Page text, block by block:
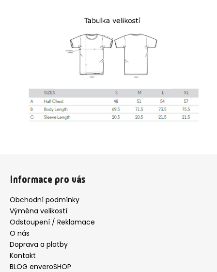
Informace pro vás
Obchodní podmínky
Výměna velikostí
Odstoupení / Reklamace
O nás
Doprava a platby
Kontakt
BLOG enveroSHOP